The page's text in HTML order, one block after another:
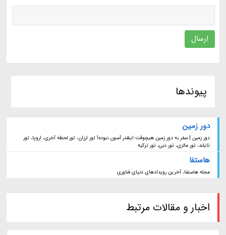
ارسال
پیوندها
دور زمین
دور زمین | سفر به دور زمین هیچوقت اینقدر آسون نبوده! تور ارزان، تور لحظه آخری، اروپا، تور
تایلند، تور مالزی، تور دبی، تور ترکیه
هاستفا
مجله هاستفا، آخرین رویدادهای دنیای فناوری
اخبار و مقالات مرتبط